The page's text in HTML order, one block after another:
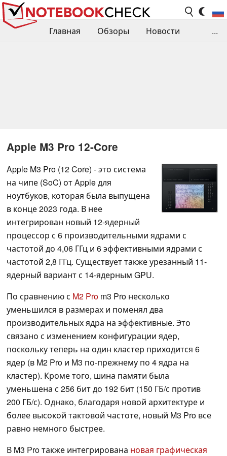
Главная Обзоры
Новости
...
Apple M3 Pro 12-Core
Apple M3 Pro (12 Core) - это система
на чипе (SoC) от Apple для
ноутбуков, которая была выпущена
в конце 2023 года. В нее
интегрирован новый 12-ядерный
процессор с 6 производительными ядрами с
частотой до 4,06 ГГц и 6 эффективными ядрами с
частотой 2,8 ГГц. Существует также урезанный 11-
ядерный вариант с 14-ядерным GPU.
По сравнению с M2 Pro m3 Pro несколько
уменьшился в размерах и поменял два
производительных ядра на эффективные. Это
связано с изменением конфигурации ядер,
поскольку теперь на один кластер приходится 6
ядер (в M2 Pro и M3 по-прежнему по 4 ядра на
кластер). Кроме того, шина памяти была
уменьшена с 256 бит до 192 бит (150 ГБ/с против
200 ГБ/с). Однако, благодаря новой архитектуре и
более высокой тактовой частоте, новый M3 Pro все
равно немного быстрее.
В M3 Pro также интегрирована новая графическая